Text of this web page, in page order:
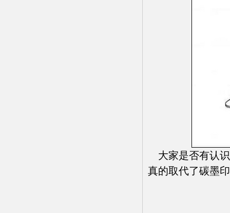
大家是否有认识
真的取代了碳墨